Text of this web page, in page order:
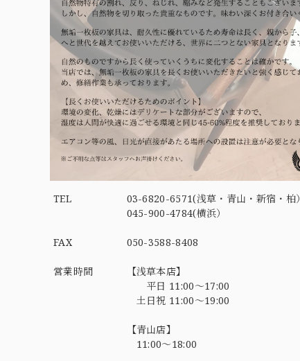
TEL
03-6820-6571(浅草・青山・新宿・柏）
045-900-4784(横浜）
FAX 050-3588-8408
営業時間
【浅草本店】
平日 11:00～17:00
土日祝 11:00～19:00
【青山店】
11:00～18:00